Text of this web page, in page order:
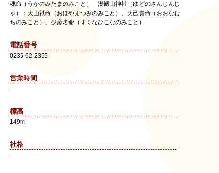
魂命（うかのみたまのみこと） 湯殿山神社（ゆどのさんじんじ
ゃ）：大山祇命（おほやまつみのみこと）、大己貴命（おおなむ
ちのみこと）、少彦名命（すくなひこなのみこと）
電話番号
0235-62-2355
営業時間
-
標高
149m
社格
-